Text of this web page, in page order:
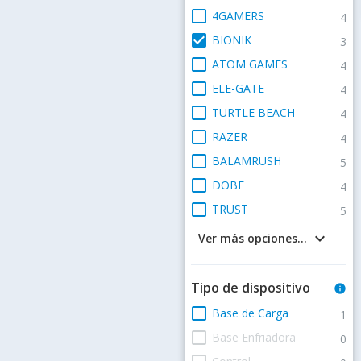
check_box_outline_blank 4GAMERS 4
check_box BIONIK 3
check_box_outline_blank ATOM GAMES 4
check_box_outline_blank ELE-GATE 4
check_box_outline_blank TURTLE BEACH 4
check_box_outline_blank RAZER 4
check_box_outline_blank BALAMRUSH 5
check_box_outline_blank DOBE 4
check_box_outline_blank TRUST 5
keyboard_arrow_down
Ver más opciones...
Tipo de dispositivo info
check_box_outline_blank Base de Carga 1
check_box_outline_blank Base Enfriadora 0